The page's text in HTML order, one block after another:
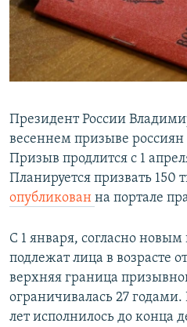
ПОДПИШИТЕСЬ НА
СОЦИАЛЬНЫЕ СЕТИ
Все сайты РСЕ/РС
Президент России
весеннем призыве
Призыв продлится с 1
Планируется призвать 150
опубликован на портале
С 1 января, согласно
подлежат лица в возрасте
верхняя граница
ограничивалась 27
лет исполнилось до конца